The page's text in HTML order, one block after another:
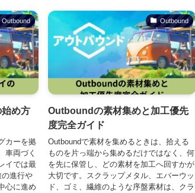
Outbound
め方
カーを拠
車両づく
イでは最
進行や
心に進め
Outbound
Outboundの素材集めと加工優先
度完全ガイド
Outboundで素材を集めるときは、拾える
ものを片っ端から集めるだけではなく、何
を先に保管し、どの素材を加工へ回すかが
大切です。スクラップメタル、エバーウッ
ド、ゴミ、繊維のような序盤素材は、クラ